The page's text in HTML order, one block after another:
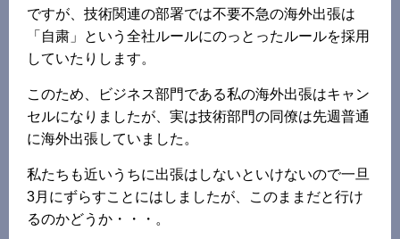
ですが、技術関連の部署では不要不急の海外出張は
「自粛」という全社ルールにのっとったルールを採用
していたりします。
このため、ビジネス部門である私の海外出張はキャン
セルになりましたが、実は技術部門の同僚は先週普通
に海外出張していました。
私たちも近いうちに出張はしないといけないので一旦
3月にずらすことにはしましたが、このままだと行け
るのかどうか・・・。